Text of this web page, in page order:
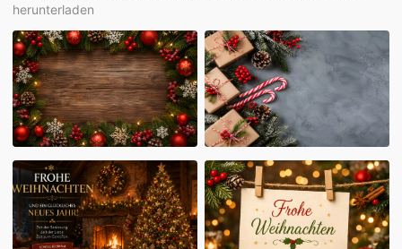
herunterladen